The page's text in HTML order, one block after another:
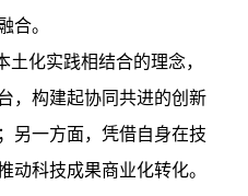
合。
化实践相结合的理念，
，构建起协同共进的创新
另一方面，凭借自身在技
动科技成果商业化转化。